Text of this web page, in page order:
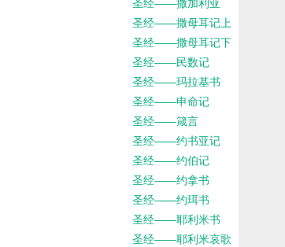
圣经——撒母耳记上
圣经——撒母耳记下
圣经——民数记
圣经——玛拉基书
圣经——申命记
圣经——箴言
圣经——约书亚记
圣经——约伯记
圣经——约拿书
圣经——约珥书
圣经——耶利米书
圣经——耶利米哀歌